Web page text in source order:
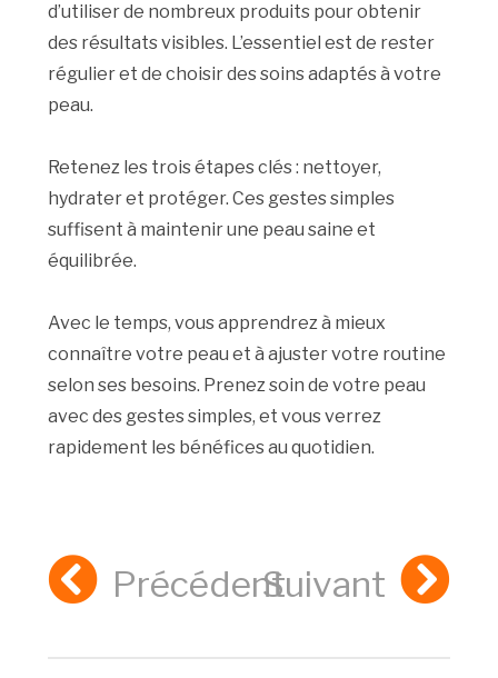
d’utiliser de nombreux produits pour obtenir
des résultats visibles. L’essentiel est de rester
régulier et de choisir des soins adaptés à votre
peau.
Retenez les trois étapes clés : nettoyer,
hydrater et protéger. Ces gestes simples
suffisent à maintenir une peau saine et
équilibrée.
Avec le temps, vous apprendrez à mieux
connaître votre peau et à ajuster votre routine
selon ses besoins. Prenez soin de votre peau
avec des gestes simples, et vous verrez
rapidement les bénéfices au quotidien.
PrécédentSuivant